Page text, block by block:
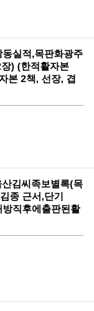
실적,목판화광주
) (한적활자본
본 2책, 선장, 겹
김씨족보별록(목
종 근서,단기
직후에출판된활